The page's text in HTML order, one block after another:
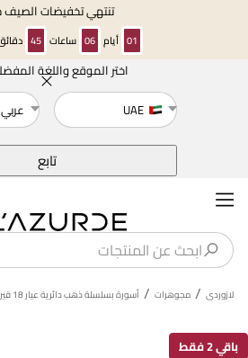
تنتهي تخفيضات الصيف
01 أيام 06 ساعات 45
اختر الموقع واللغة
UAE
عربي
تابع
لازوردى / مجوهرات / أسورة بسلسلة ذهب دائرية عيار 18 قيراط مزينة بالأحجار الملونة
باقي 2 فقط